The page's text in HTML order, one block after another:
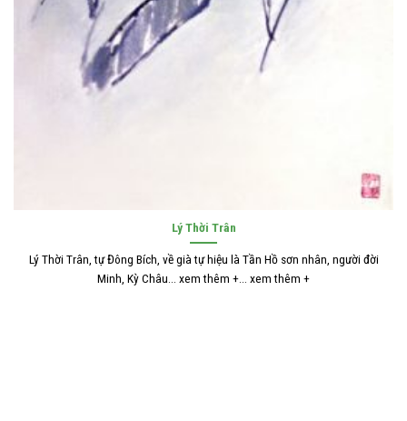
Lý Thời Trân
Lý Thời Trân, tự Đông Bích, về già tự hiệu là Tần Hồ sơn nhân, người đời
Minh, Kỳ Châu... xem thêm +... xem thêm +